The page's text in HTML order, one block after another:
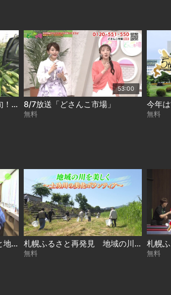
ときめき野菜通信〜いまが旬！進化するとうきび 2026-08-07
53:00
8/7放送「どさんこ市場」
無料 無料
札幌ふるさと再発見 若者と地域を結ぶ拠点～札幌市若者支援施設 Youth⁺～2026年7月25日放送 札幌ふるさと再発見 地域の川を美しく～土功川の美化ボランティア～2026年7月18日放送
無料 無料